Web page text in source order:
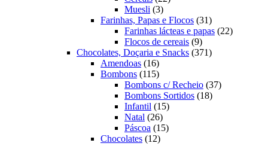
Muesli 33
produtos
Farinhas, Papas e Flocos 3131
produtos
Farinhas lácteas e papas 2222
Flocos de cereais 99
produtos
Chocolates, Doçaria e Snacks 371371
Amendoas 1616
produtos
Bombons 115115
produtos
Bombons c/ Recheio 3737
Bombons Sortidos 1818
Infantil 1515
Natal 2626
produtos
Páscoa 1515
Chocolates 1212